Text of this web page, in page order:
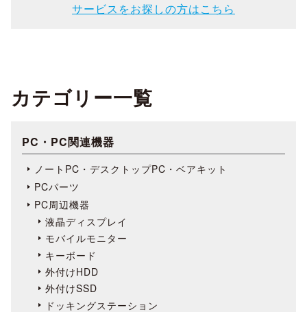
サービスをお探しの方はこちら
カテゴリー一覧
PC・PC関連機器
ノートPC・デスクトップPC・ベアキット
PCパーツ
PC周辺機器
液晶ディスプレイ
モバイルモニター
キーボード
外付けHDD
外付けSSD
ドッキングステーション